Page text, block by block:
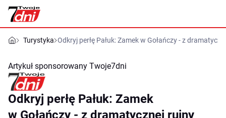
Turystyka Odkryj perłę Pałuk: Zamek w Gołańczy - z
Artykuł sponsorowany Twoje7dni
Odkryj perłę Pałuk: Zamek
w Gołańczy - z dramatycznej ruiny